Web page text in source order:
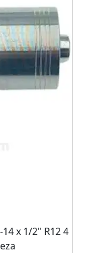
x 1/2" R12 4